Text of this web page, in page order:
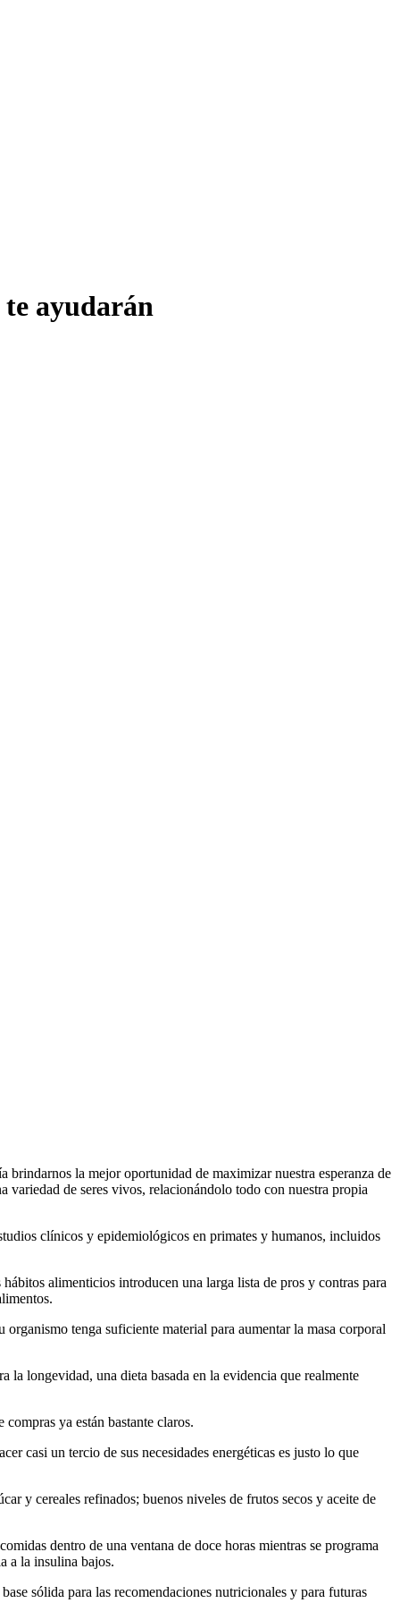
ayudarán
la mejor oportunidad de maximizar nuestra esperanza de
de seres vivos, relacionándolo todo con nuestra propia
clínicos y epidemiológicos en primates y humanos, incluidos
alimenticios introducen una larga lista de pros y contras para
tenga suficiente material para aumentar la masa corporal
longevidad, una dieta basada en la evidencia que realmente
ya están bastante claros.
casi un tercio de sus necesidades energéticas es justo lo que
y cereales refinados; buenos niveles de frutos secos y aceite de
dentro de una ventana de doce horas mientras se programa
a la insulina bajos.
sólida para las recomendaciones nutricionales y para futuras